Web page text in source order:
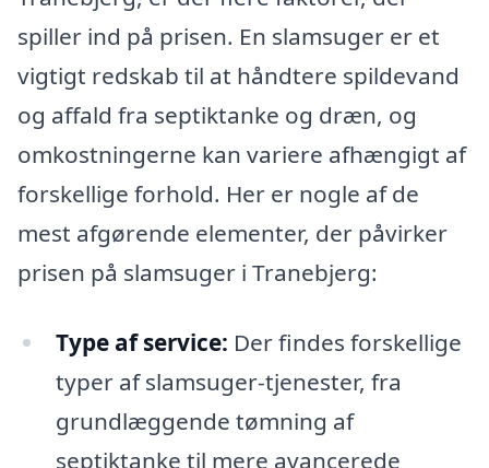
spiller ind på prisen. En slamsuger er et
vigtigt redskab til at håndtere spildevand
og affald fra septiktanke og dræn, og
omkostningerne kan variere afhængigt af
forskellige forhold. Her er nogle af de
mest afgørende elementer, der påvirker
prisen på slamsuger i Tranebjerg:
Type af service: Der findes forskellige
typer af slamsuger-tjenester, fra
grundlæggende tømning af
septiktanke til mere avancerede